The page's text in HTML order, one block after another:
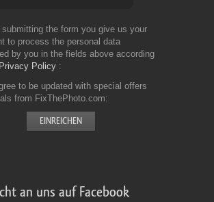
submitting the form you give us your
to process the personal data
by you in the fields above according
Privacy Policy
to be updated with special offers
from FixThePhoto.com
an uns auf Facebook